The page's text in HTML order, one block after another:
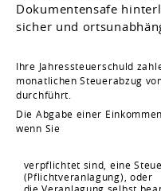
Dokumentensafe
sicher und
Ihre Jahressteuerschuld
monatlichen Steuerabzug
durchführt.
Die Abgabe einer
wenn Sie
verpflichtet sind, eine
(Pflichtveranlagung), oder